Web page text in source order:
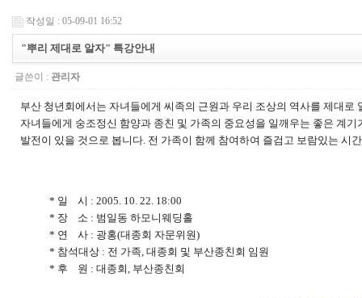
작성일 : 05-09-01 16:52
"뿌리 제대로 알자" 특강안내
글쓴이 : 관리자
부산 청년회에서는 자녀들에게 씨족의 근원과 우리 조상의 역사를 제대
자녀들에게 숭조정신 함양과 종친 및 가족의 중요성을 일깨우는 좋은 계
발전이 있을 것으로 봅니다. 전 가족이 함께 참여하여 즐검고 보람있는 시
* 일 시 : 2005. 10. 22. 18:00
* 장 소 : 범일동 하모니웨딩홀
* 연 사 : 광홍(대종회 자문위원)
* 참석대상 : 전 가족, 대종회 및 부산종친회 임원
* 후 원 : 대종회, 부산종친회